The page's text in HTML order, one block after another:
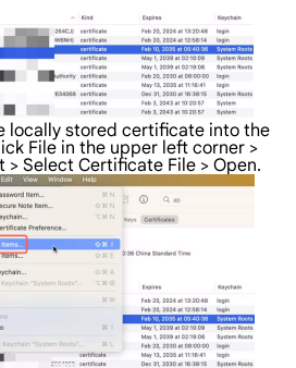
locally stored certificate into the
File in the upper left corner >
> Select Certificate File > Open.